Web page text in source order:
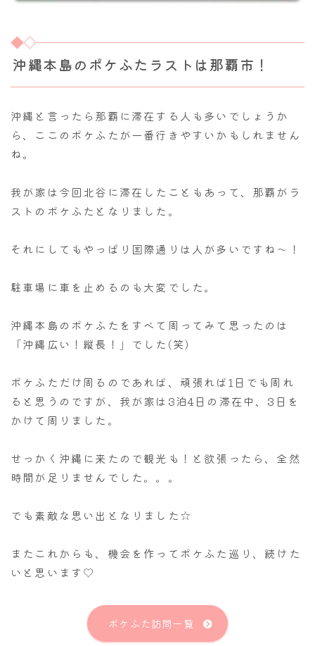
沖縄本島のポケふたラストは那覇市！
沖縄と言ったら那覇に滞在する人も多いでしょうか
ら、ここのポケふたが一番行きやすいかもしれません
ね。
我が家は今回北谷に滞在したこともあって、那覇がラ
ストのポケふたとなりました。
それにしてもやっぱり国際通りは人が多いですね～！
駐車場に車を止めるのも大変でした。
沖縄本島のポケふたをすべて周ってみて思ったのは
「沖縄広い！縦長！」でした(笑)
ポケふただけ周るのであれば、頑張れば1日でも周れ
ると思うのですが、我が家は3泊4日の滞在中、3日を
かけて周りました。
せっかく沖縄に来たので観光も！と欲張ったら、全然
時間が足りませんでした。。。
でも素敵な思い出となりました☆
またこれからも、機会を作ってポケふた巡り、続けた
いと思います♡
ポケふた訪問一覧